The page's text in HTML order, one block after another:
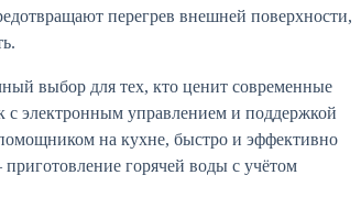
перегрев внешней поверхности,
выбор для тех, кто ценит современные
с электронным управлением и поддержкой
на кухне, быстро и эффективно
горячей воды с учётом